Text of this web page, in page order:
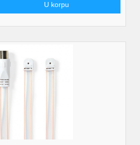
U korpu